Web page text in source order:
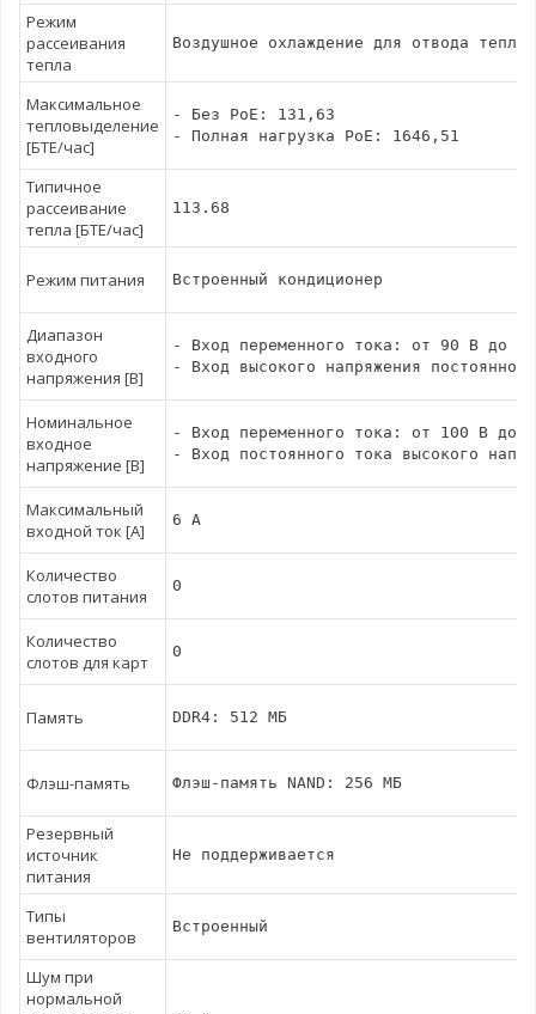
Режим
рассеивания
тепла
Воздушное охлаждение для отвода
Максимальное
тепловыделение
[БТЕ/час]
- Без PoE: 131,63
- Полная нагрузка PoE: 1646,51
Типичное
рассеивание
тепла [БТЕ/час]
113.68
Режим питания Встроенный кондиционер
Диапазон
входного
напряжения [В]
- Вход переменного тока: от 90 В до
- Вход высокого напряжения
Номинальное
входное
напряжение [В]
- Вход переменного тока: от 100 В до
- Вход постоянного тока высокого
Максимальный
входной ток [А]
6 А
Количество
слотов питания
0
Количество
слотов для карт
0
Память DDR4: 512 МБ
Флэш-память Флэш-память NAND: 256 МБ
Резервный
источник
питания
Не поддерживается
Типы
вентиляторов
Встроенный
Шум при
нормальной